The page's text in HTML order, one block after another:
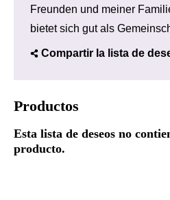
Freunden und meiner
bietet sich gut als
Compartir la lista de
Productos
Esta lista de deseos no
producto.